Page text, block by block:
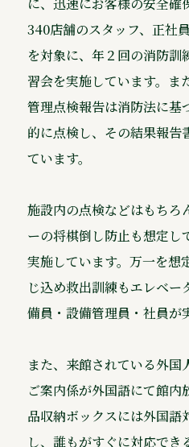
に、迅速にお客様の安全確
340店舗のスタッフ、正社
を対象に、年２回の消防訓
習会を実施しています。ま
管理点検報告は消防法に基
的に点検し、その結果報告
ています。
施設内の点検などはもちろ
ーの将棋倒し防止も想定し
実施しています。万一を想
じ込め救出訓練もエレベ
備員・設備管理員・社員が
また、来館されている外国
ご案内係が外国語にて館内
品収納ボックスには外国語
し、誰もがすぐに対応でき